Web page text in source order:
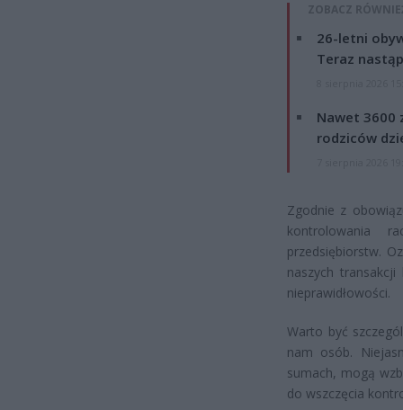
ZOBACZ
26-letni
Teraz
Nawet 3600
rodziców
Zgodnie z
kontrolowania
przedsiębiorstw.
naszych
nieprawidłowości.
Warto być
nam osób.
sumach, mogą
do wszczęcia